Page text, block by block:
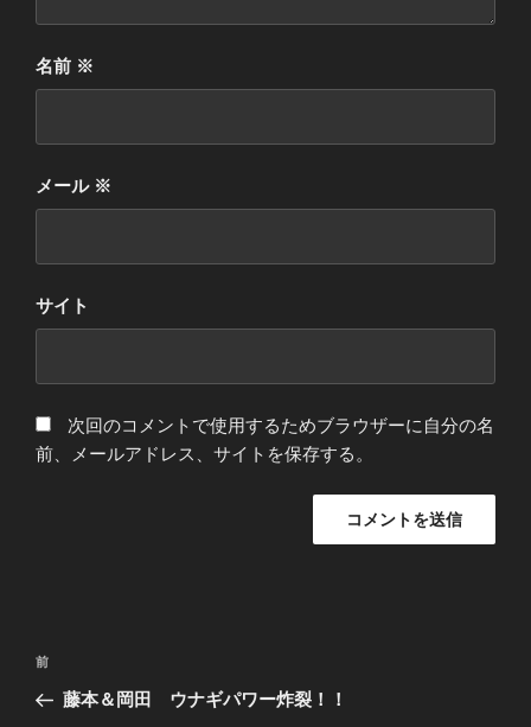
名前 ※
メール ※
サイト
次回のコメントで使用するためブラウザーに自分の名
前、メールアドレス、サイトを保存する。
ナ
前
の
前
藤本＆岡田 ウナギパワー炸裂！！